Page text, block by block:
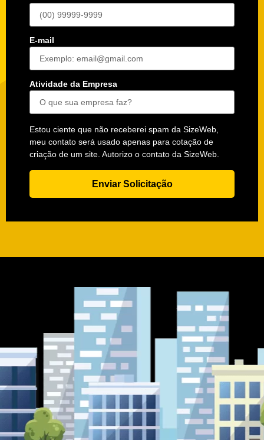
E-mail
Atividade da Empresa
Estou ciente que não receberei spam da SizeWeb,
meu contato será usado apenas para cotação de
criação de um site. Autorizo o contato da SizeWeb.
Enviar Solicitação